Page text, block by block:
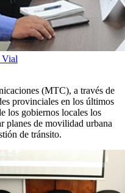
Vial
(MTC), a través de
provinciales en los últimos
los gobiernos locales los
planes de movilidad urbana
de tránsito.